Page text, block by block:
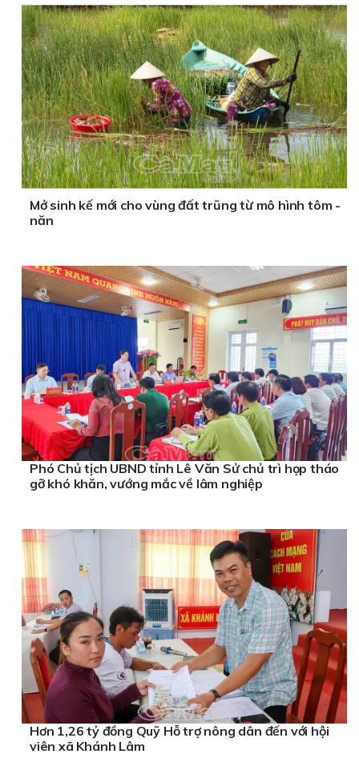
Mở sinh kế mới cho vùng đất trũng từ mô hình tôm -
năn
Phó Chủ tịch UBND tỉnh Lê Văn Sử chủ trì họp tháo
gỡ khó khăn, vướng mắc về lâm nghiệp
Hơn 1,26 tỷ đồng Quỹ Hỗ trợ nông dân đến với hội
viên xã Khánh Lâm